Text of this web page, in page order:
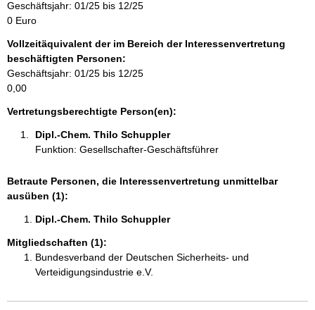
r
m
t
i
o
n
e
Geschäftsjahr: 01/25 bis 12/25
0 Euro
Vollzeitäquivalent der im Bereich der Interessenvertretung
beschäftigten Personen:
Geschäftsjahr: 01/25 bis 12/25
0,00
Vertretungsberechtigte Person(en):
Dipl.-Chem. Thilo Schuppler
Funktion: Gesellschafter-Geschäftsführer
Betraute Personen, die Interessenvertretung unmittelbar
ausüben (1):
Dipl.-Chem. Thilo Schuppler
Mitgliedschaften (1):
Bundesverband der Deutschen Sicherheits- und
Verteidigungsindustrie e.V.